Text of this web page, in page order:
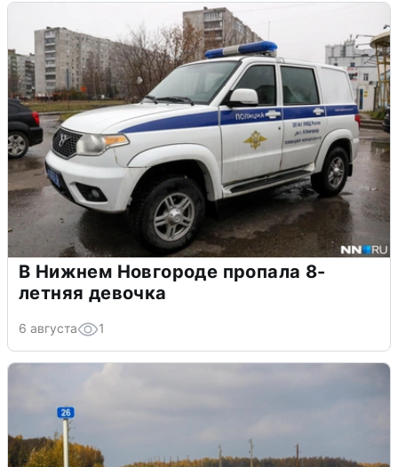
В Нижнем Новгороде пропала 8-
летняя девочка
6 августа 1